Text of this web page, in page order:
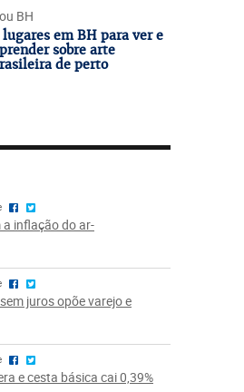
BH
lugares em BH para ver e
sobre arte
de perto
inflação do ar-
juros opõe varejo e
e cesta básica cai 0,39%